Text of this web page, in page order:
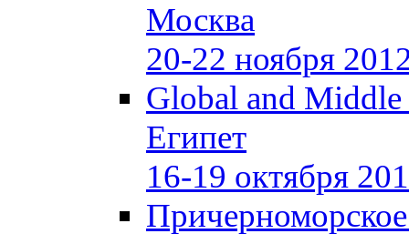
Москва
20-22 ноября
Global and
Египет
16-19 октября